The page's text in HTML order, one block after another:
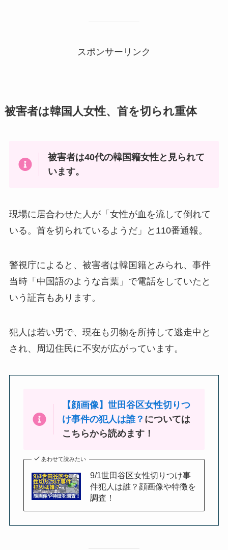
スポンサーリンク
被害者は韓国人女性、首を切られ重体
被害者は40代の韓国籍女性と見られて
います。
現場に居合わせた人が「女性が血を流して倒れて
いる。首を切られているようだ」と110番通報。
警視庁によると、被害者は韓国籍とみられ、事件
当時「中国語のような言葉」で電話をしていたと
いう証言もあります。
犯人は若い男で、現在も刃物を所持して逃走中と
され、周辺住民に不安が広がっています。
【顔画像】世田谷区女性切りつ
け事件の犯人は誰？ については
こちらから読めます！
あわせて読みたい
9/1世田谷区女性切りつけ事
件犯人は誰？顔画像や特徴を
調査！